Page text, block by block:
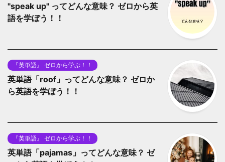
"speak up" ってどんな意味？ ゼロから英
語を学ぼう！！
『英単語』 ゼロから学ぶ！！
英単語「roof」ってどんな意味？ ゼロか
ら英語を学ぼう！！
『英単語』 ゼロから学ぶ！！
英単語「pajamas」ってどんな意味？ ゼ